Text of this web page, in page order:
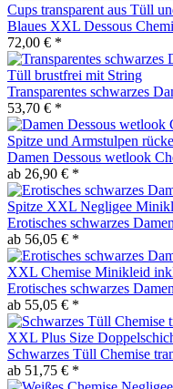
Blaues XXL Dessous
72,00 € *
Transparentes schwarzes
53,70 € *
Damen Dessous wetlook
ab 26,90 € *
Erotisches schwarzes
ab 56,05 € *
Erotisches schwarzes
ab 55,05 € *
Schwarzes Tüll Chemise
ab 51,75 € *